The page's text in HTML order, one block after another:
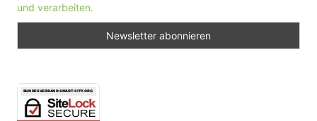
und verarbeiten.